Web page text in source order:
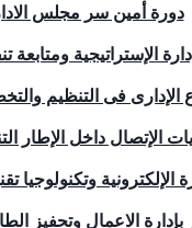
دورة أمين سر مجلس
الإستراتيجية ومتابعة
الإدارى فى التنظيم
الإتصال داخل الإطار
الإلكترونية وتكنولوجيا
بإدارة الاعمال وتحفيز